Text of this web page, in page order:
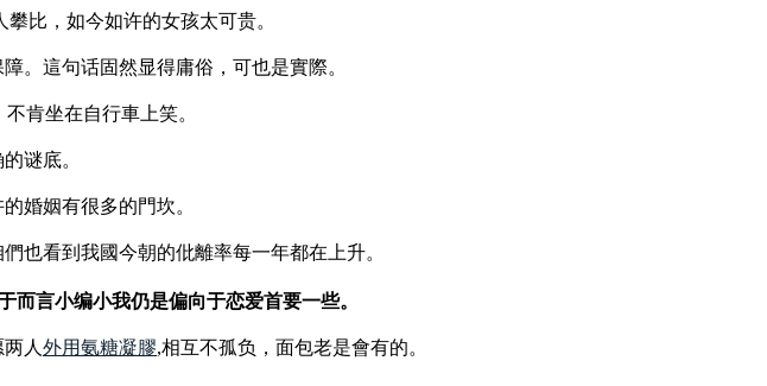
比，如今如许的女孩太可贵。
。這句话固然显得庸俗，可也是實際。
不肯坐在自行車上笑。
谜底。
婚姻有很多的門坎。
也看到我國今朝的仳離率每一年都在上升。
言小编小我仍是偏向于恋爱首要一些。
人 外用氨糖凝膠,相互不孤负，面包老是會有的。